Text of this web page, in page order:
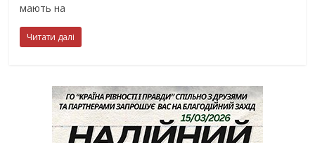
мають на
Читати далі